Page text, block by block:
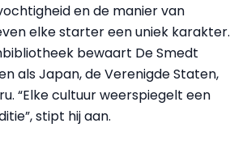
en de manier van
elke starter een uniek karakter.
bewaart De Smedt
als Japan, de Verenigde Staten,
“Elke cultuur weerspiegelt een
stipt hij aan.